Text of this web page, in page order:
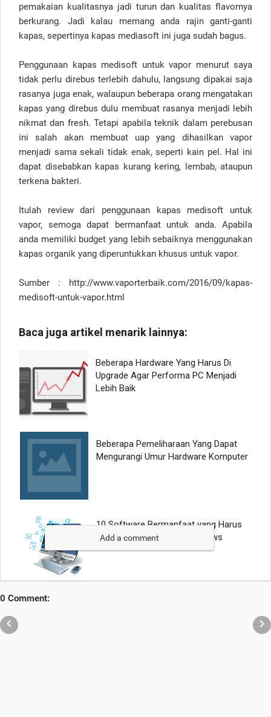
pemakaian kualitasnya jadi turun dan kualitas flavornya
berkurang. Jadi kalau memang anda rajin ganti-ganti
kapas, sepertinya kapas mediasoft ini juga sudah bagus.
Penggunaan kapas medisoft untuk vapor menurut saya
tidak perlu direbus terlebih dahulu, langsung dipakai saja
rasanya juga enak, walaupun beberapa orang mengatakan
kapas yang direbus dulu membuat rasanya menjadi lebih
nikmat dan fresh. Tetapi apabila teknik dalam perebusan
ini salah akan membuat uap yang dihasilkan vapor
menjadi sama sekali tidak enak, seperti kain pel. Hal ini
dapat disebabkan kapas kurang kering, lembab, ataupun
terkena bakteri.
Itulah review dari penggunaan kapas medisoft untuk
vapor, semoga dapat bermanfaat untuk anda. Apabila
anda memiliki budget yang lebih sebaiknya menggunakan
kapas organik yang diperuntukkan khusus untuk vapor.
Sumber : http://www.vaporterbaik.com/2016/09/kapas-
medisoft-untuk-vapor.html
Add a comment
0 Comment:
 